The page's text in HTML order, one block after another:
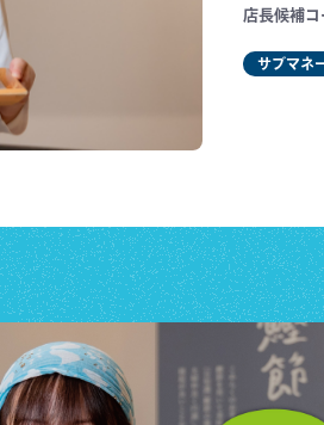
店長候補コ
サブマネ